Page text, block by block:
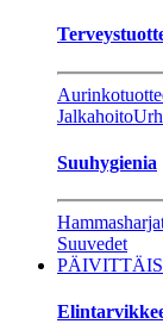
Jalkahoito
Suuhygienia
Suuvedet